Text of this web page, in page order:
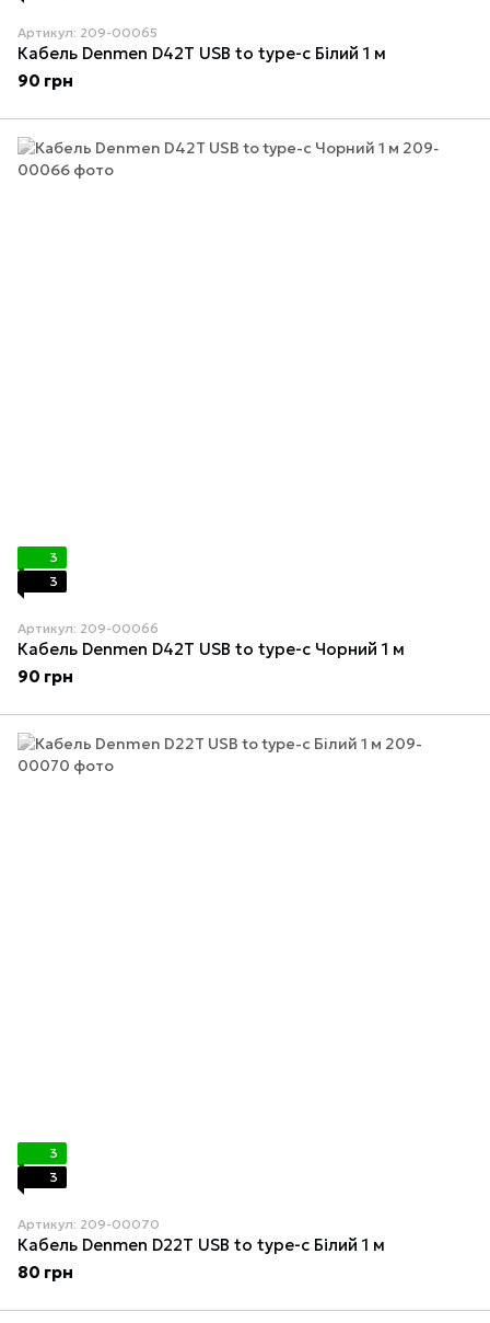
Артикул: 209-00065
Кабель Denmen D42T USB to type-c Білий 1 м
90 грн
3
3
Артикул: 209-00066
Кабель Denmen D42T USB to type-c Чорний 1 м
90 грн
3
3
Артикул: 209-00070
Кабель Denmen D22T USB to type-c Білий 1 м
80 грн